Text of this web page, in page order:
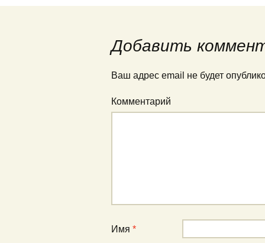
Добавить
Ваш адрес email не будет
Комментарий
Имя *